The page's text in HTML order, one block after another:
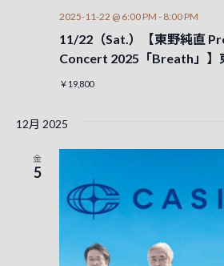
11/22（Sat.）【東野純直
Concert 2025「Breath」】
2025-11-22 @ 6:00 PM - 8:00 PM
￥19,800
12月 2025
金
5